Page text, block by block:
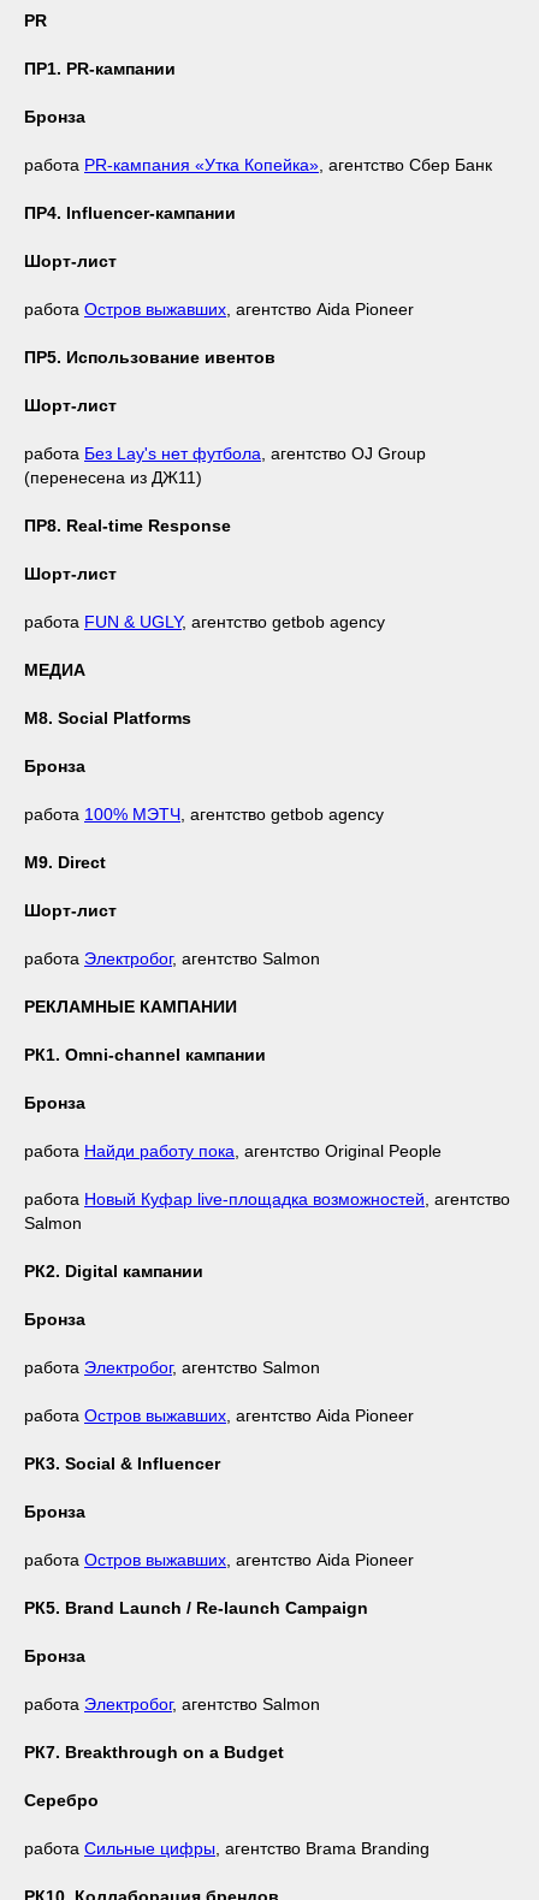
PR
ПР1. PR-кампании
Бронза
работа PR-кампания «Утка Копейка» , агентство Сбер Банк
ПР4. Influencer-кампании
Шорт-лист
работа Остров выжавших , агентство Aida Pioneer
ПР5. Использование ивентов
Шорт-лист
работа Без Lay's нет футбола , агентство OJ Group
(перенесена из ДЖ11)
ПР8. Real-time Response
Шорт-лист
работа FUN & UGLY, агентство getbob agency
МЕДИА
М8. Social Platforms
Бронза
работа 100% МЭТЧ , агентство getbob agency
М9. Direct
Шорт-лист
работа Электробог, агентство Salmon
РЕКЛАМНЫЕ КАМПАНИИ
РК1. Omni-channel кампании
Бронза
работа Найди работу пока , агентство Original People
работа Новый Куфар live-площадка возможностей , агентство
Salmon
РК2. Digital кампании
Бронза
работа Электробог, агентство Salmon
работа Остров выжавших , агентство Aida Pioneer
РК3. Social & Influencer
Бронза
работа Остров выжавших , агентство Aida Pioneer
РК5. Brand Launch / Re-launch Campaign
Бронза
работа Электробог, агентство Salmon
РК7. Breakthrough on a Budget
Серебро
работа Сильные цифры , агентство Brama Branding